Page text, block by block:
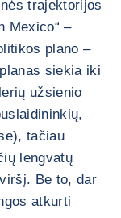
trajektorijos
Mexico“ –
plano –
siekia iki
užsienio
tačiau
lengvatų
Be to, dar
atkurti